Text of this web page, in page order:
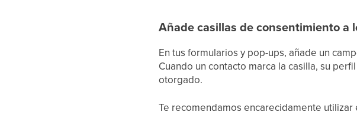
Añade casillas de consentimiento a
En tus formularios y pop-ups, añade un
Cuando un contacto marca la casilla, su
otorgado.
Te recomendamos encarecidamente